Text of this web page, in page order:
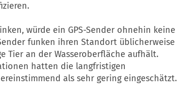
würde ein GPS-Sender ohnehin keine
funken ihren Standort üblicherweise
Tier an der Wasseroberfläche aufhält.
hatten die langfristigen
als sehr gering eingeschätzt.